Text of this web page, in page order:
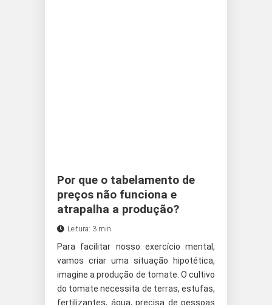
Por que o tabelamento de
preços não funciona e
atrapalha a produção?
Leitura: 3 min
Para facilitar nosso exercício mental,
vamos criar uma situação hipotética,
imagine a produção de tomate. O cultivo
do tomate necessita de terras, estufas,
fertilizantes, água, precisa de pessoas